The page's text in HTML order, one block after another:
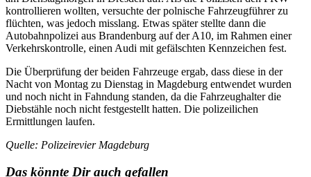
kontrollieren wollten, versuchte der polnische Fahrzeugführer zu
flüchten, was jedoch misslang. Etwas später stellte dann die
Autobahnpolizei aus Brandenburg auf der A10, im Rahmen einer
Verkehrskontrolle, einen Audi mit gefälschten Kennzeichen fest.
Die Überprüfung der beiden Fahrzeuge ergab, dass diese in der
Nacht von Montag zu Dienstag in Magdeburg entwendet wurden
und noch nicht in Fahndung standen, da die Fahrzeughalter die
Diebstähle noch nicht festgestellt hatten. Die polizeilichen
Ermittlungen laufen.
Quelle: Polizeirevier Magdeburg
Das könnte Dir auch gefallen